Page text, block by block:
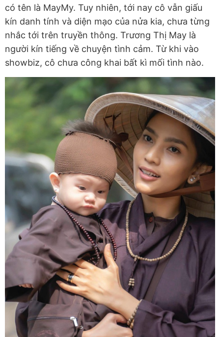
có tên là MayMy. Tuy nhiên, tới nay cô vẫn giấu
kín danh tính và diện mạo của nửa kia, chưa từng
nhắc tới trên truyền thông. Trương Thị May là
người kín tiếng về chuyện tình cảm. Từ khi vào
showbiz, cô chưa công khai bất kì mối tình nào.